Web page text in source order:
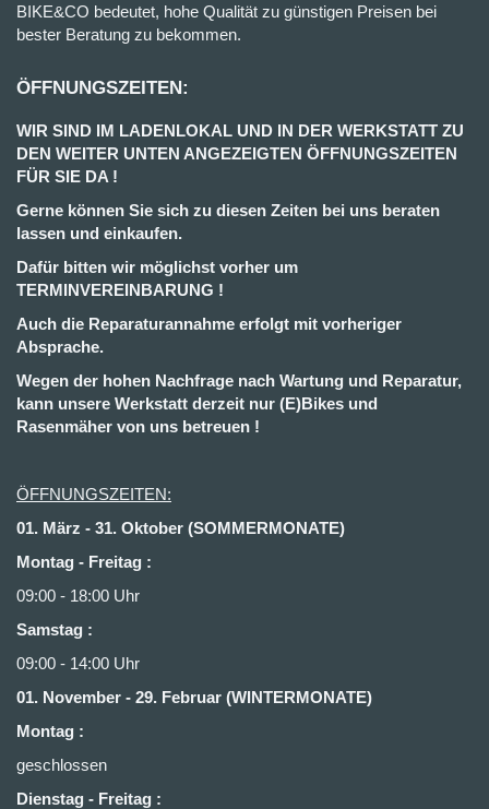
BIKE&CO bedeutet, hohe Qualität zu günstigen Preisen bei
bester Beratung zu bekommen.
ÖFFNUNGSZEITEN:
WIR SIND IM LADENLOKAL UND IN DER WERKSTATT ZU
DEN WEITER UNTEN ANGEZEIGTEN ÖFFNUNGSZEITEN
FÜR SIE DA !
Gerne können Sie sich zu diesen Zeiten bei uns beraten
lassen und einkaufen.
Dafür bitten wir möglichst vorher um
TERMINVEREINBARUNG !
Auch die Reparaturannahme erfolgt mit vorheriger
Absprache.
Wegen der hohen Nachfrage nach Wartung und Reparatur,
kann unsere Werkstatt derzeit nur (E)Bikes und
Rasenmäher von uns betreuen !
ÖFFNUNGSZEITEN:
01. März - 31. Oktober (SOMMERMONATE)
Montag - Freitag :
09:00 - 18:00 Uhr
Samstag :
09:00 - 14:00 Uhr
01. November - 29. Februar (WINTERMONATE)
Montag :
geschlossen
Dienstag - Freitag :